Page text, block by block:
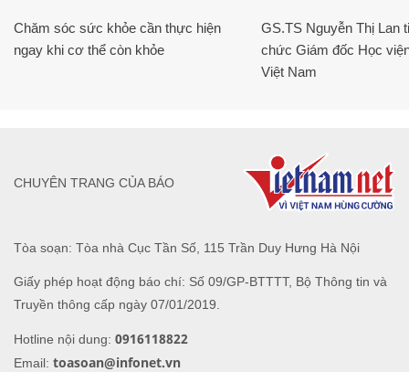
Chăm sóc sức khỏe cần thực hiện
ngay khi cơ thể còn khỏe
GS.TS Nguyễn Thị Lan
chức Giám đốc Học
Việt Nam
Tòa soạn: Tòa nhà Cục Tần Số, 115 Trần Duy Hưng Hà Nội
Giấy phép hoạt động báo chí: Số 09/GP-BTTTT, Bộ Thông tin và
Truyền thông cấp ngày 07/01/2019.
Hotline nội dung: 0916118822
Email: toasoan@infonet.vn
CHUYÊN TRANG CỦA BÁO